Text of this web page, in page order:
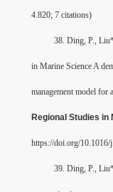
4.820; 7 citations)
38. Ding, P.,
in Marine Science A
management model for
Regional Studies in
https://doi.org/
39. Ding, P.,